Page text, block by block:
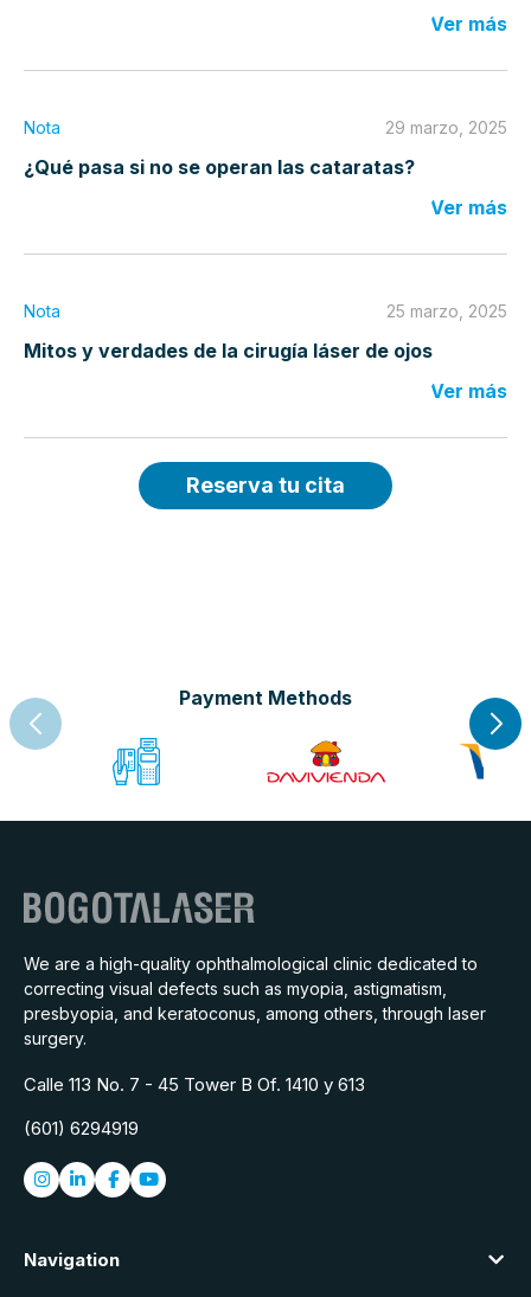
Ver más
Nota 29 marzo, 2025
¿Qué pasa si no se operan las cataratas?
Ver más
Nota 25 marzo, 2025
Mitos y verdades de la cirugía láser de ojos
Ver más
Reserva tu cita
Payment Methods
We are a high-quality ophthalmological clinic dedicated to
correcting visual defects such as myopia, astigmatism,
presbyopia, and keratoconus, among others, through laser
surgery.
Calle 113 No. 7 - 45 Tower B Of. 1410 y 613
(601) 6294919
Navigation